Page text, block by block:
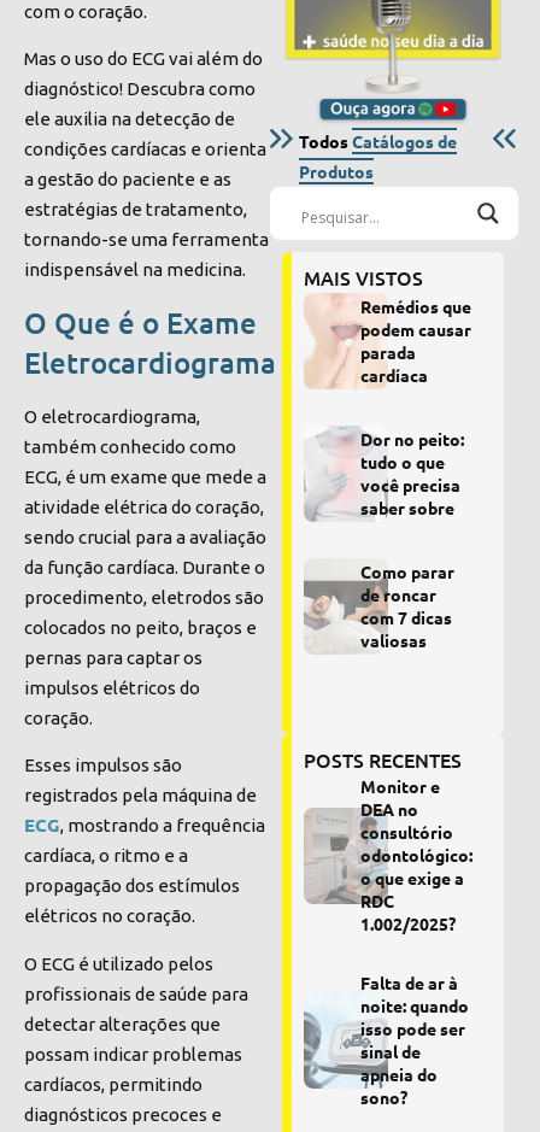
com o coração.
Mas o uso do ECG vai além do
diagnóstico! Descubra como
ele auxilia na detecção de
condições cardíacas e orienta
a gestão do paciente e as
estratégias de tratamento,
tornando-se uma ferramenta
indispensável na medicina.
O Que é o Exame
Eletrocardiograma
O eletrocardiograma,
também conhecido como
ECG, é um exame que mede a
atividade elétrica do coração,
sendo crucial para a avaliação
da função cardíaca. Durante o
procedimento, eletrodos são
colocados no peito, braços e
pernas para captar os
impulsos elétricos do
coração.
Esses impulsos são
registrados pela máquina de
ECG, mostrando a frequência
cardíaca, o ritmo e a
propagação dos estímulos
elétricos no coração.
O ECG é utilizado pelos
profissionais de saúde para
detectar alterações que
possam indicar problemas
cardíacos, permitindo
diagnósticos precoces e
TodosCatálogos de
Produtos
MAIS VISTOS
Remédios que
podem causar
parada
cardíaca
Dor no peito:
tudo o que
você precisa
saber sobre
Como parar
de roncar
com 7 dicas
valiosas
POSTS RECENTES
Monitor e
DEA no
consultório
odontológico:
o que exige a
RDC
1.002/2025?
Falta de ar à
noite: quando
isso pode ser
sinal de
apneia do
sono?